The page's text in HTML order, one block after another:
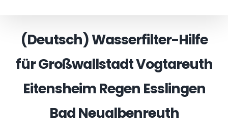
(Deutsch) Wasserfilter-Hilfe
für Großwallstadt Vogtareuth
Eitensheim Regen Esslingen
Bad Neualbenreuth